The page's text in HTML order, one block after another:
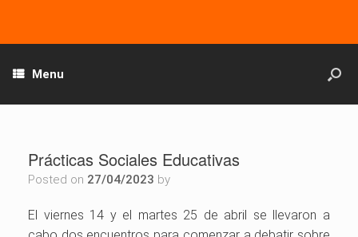
Menu
Prácticas Sociales Educativas
Posted on 27/04/2023 by
El viernes 14 y el martes 25 de abril se llevaron a